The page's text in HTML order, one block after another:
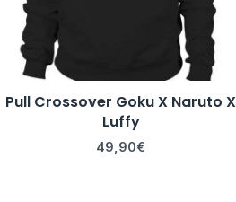
Pull Crossover Goku X Naruto X
Luffy
49,90€